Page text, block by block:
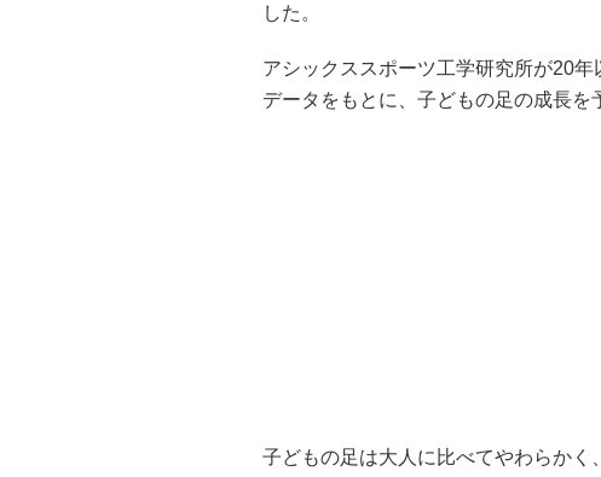
した。
アシックススポーツ工学研究所が20
データをもとに、子どもの足の成長を
子どもの足は大人に比べてやわらか